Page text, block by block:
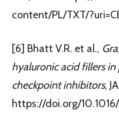
content/PL/TXT/
[6] Bhatt V.R. et al.,
hyaluronic acid fillers
checkpoint inhibitors,
https://doi.org/